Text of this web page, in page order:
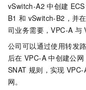
vSwitch-A2 中创建
B1 和 vSwitch-B2，并在
司业务需要，VPC-A 与
公司可以通过使用转发
后在 VPC-A 中创建公网
SNAT 规则，实现 VPC-
网。